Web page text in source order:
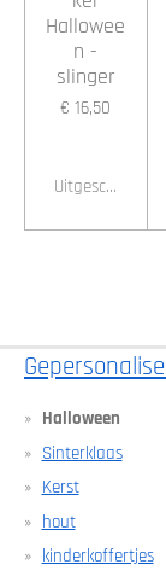
Hallowee
n -
slinger
€ 16,50
Uitgeschakeld
Halloween
Sinterklaas
Kerst
hout
kinderkoffertjes